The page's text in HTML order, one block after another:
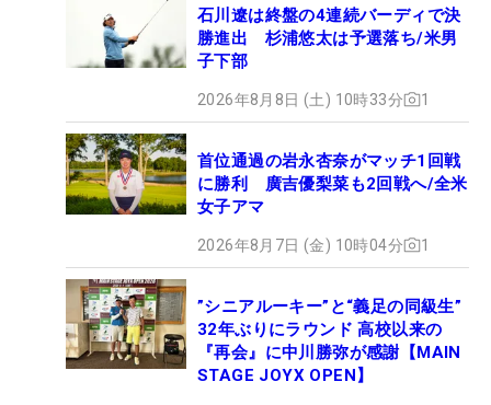
石川遼は終盤の4連続バーディで決
勝進出 杉浦悠太は予選落ち/米男
子下部
2026年8月8日 (土) 10時33分 1
首位通過の岩永杏奈がマッチ1回戦
に勝利 廣吉優梨菜も2回戦へ/全米
女子アマ
2026年8月7日 (金) 10時04分 1
”シニアルーキー”と“義足の同級生”
32年ぶりにラウンド 高校以来の
『再会』に中川勝弥が感謝【MAIN
STAGE JOYX OPEN】